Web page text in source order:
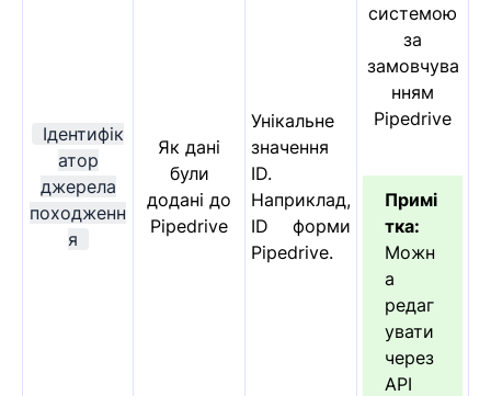
Ідентифік
атор
джерела
походженн
я
Як дані
були
додані до
Pipedrive
Унікальне
значення
ID.
Наприклад,
ID форми
Pipedrive.
системою
за
замовчува
нням
Pipedrive
Примі
тка:
Можн
а
редаг
увати
через
API